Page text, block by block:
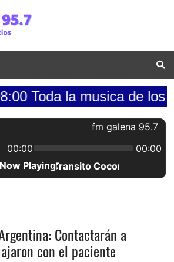
musica de los
Contactarán a
con el paciente